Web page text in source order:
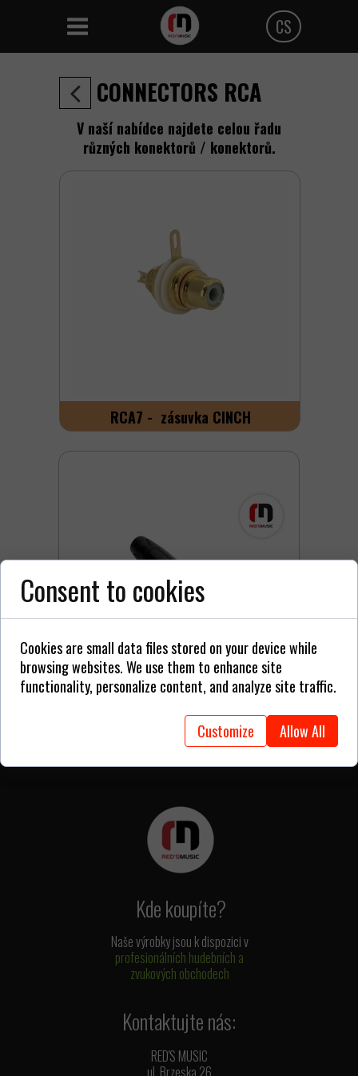
CS
Polski
CONNECTORS RCA
V naší nabídce najdete celou řadu
různých konektorů / konektorů.
RCA51 - CINCH
RCA7 - zásuvka CINCH
Naše výrobky jsou k dispozici v
profesionálních hudebních a
zvukových obchodech
Kde koupíte?
Kontaktujte nás:
RED'S MUSIC
ul. Brzeska 26
Consent to cookies
Cookies are small data files stored on your device while
browsing websites. We use them to enhance site
functionality, personalize content, and analyze site traffic.
Customize Allow All